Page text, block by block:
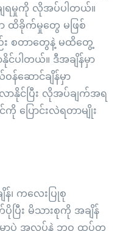
ရမှုကို လိုအပ်ပါတယ်။
ထိခိုက်မှုတွေ မဖြစ်
း စတာတွေနဲ့ မထိတွေ့
ပါတယ်။ ဒီအချိန်မှာ
ဆောင်ချိန်မှာ
ာနိုင်ပြီး လိုအပ်ချက်အရ
ပြောင်းလဲရတာမျိုး
န်၊ ကလေးပြုစု
ပြီး မိသားစုကို အချိန်
ပဲ အလုပ်နဲ့ ဘဝ ထပ်တူ